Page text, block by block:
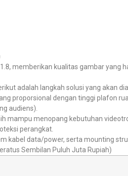
memberikan kualitas gambar yang
adalah langkah solusi yang akan
proporsional dengan tinggi plafon
audiens).
mampu menopang kebutuhan
perangkat.
kabel data/power, serta mounting
Sembilan Puluh Juta Rupiah)